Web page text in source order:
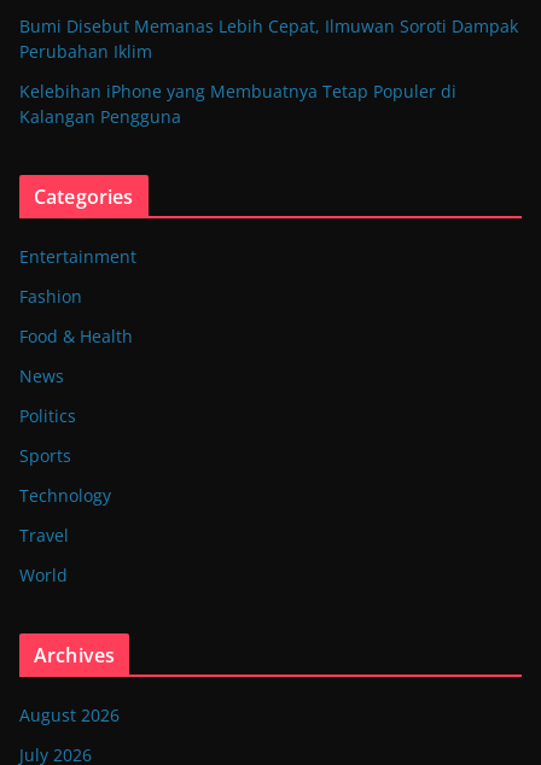
Bumi Disebut Memanas Lebih Cepat, Ilmuwan Soroti Dampak
Perubahan Iklim
Kelebihan iPhone yang Membuatnya Tetap Populer di
Kalangan Pengguna
Categories
Entertainment
Fashion
Food & Health
News
Politics
Sports
Technology
Travel
World
Archives
August 2026
July 2026